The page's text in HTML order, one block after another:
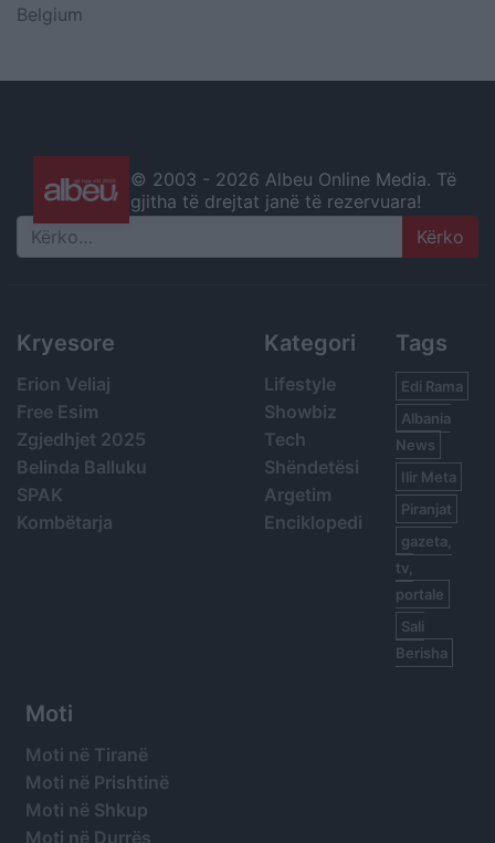
Belgium
© 2003 - 2026 Albeu Online Media. Të
gjitha të drejtat janë të rezervuara!
Search
Kryesore
Erion Veliaj
Free Esim
Zgjedhjet 2025
Belinda Balluku
SPAK
Kombëtarja
Kategori
Lifestyle
Showbiz
Tech
Shëndetësi
Argetim
Enciklopedi
Tags
Edi Rama
Albania
News
Ilir Meta
Piranjat
gazeta,
tv,
portale
Sali
Berisha
Moti
Moti në Tiranë
Moti në Prishtinë
Moti në Shkup
Moti në Durrës